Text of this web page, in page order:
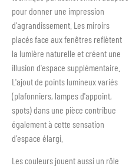
pour donner une impression
d'agrandissement. Les miroirs
placés face aux fenêtres reflètent
la lumière naturelle et créent une
illusion d'espace supplémentaire.
L'ajout de points lumineux variés
(plafonniers, lampes d'appoint,
spots) dans une pièce contribue
également à cette sensation
d'espace élargi.
Les couleurs jouent aussi un rôle